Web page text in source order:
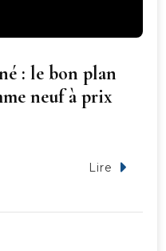
: le bon plan
neuf à prix
Lire